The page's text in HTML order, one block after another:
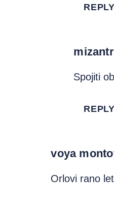
REPLY
Spojiti
REPLY
voya
Orlovi rano